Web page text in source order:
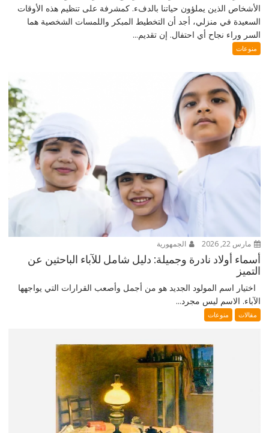
الأشخاص الذين يملؤون حياتنا بالدفء. كمشرفة على تنظيم هذه الأوقات
السعيدة في منزلي، أجد أن التخطيط المبكر واللمسات الشخصية هما
السر وراء نجاح أي احتفال. إن تقديم...
منوعات
مارس 22, 2026 الجمهورية
أسماء أولاد نادرة وجميلة: دليل شامل للآباء الباحثين عن
التميز
اختيار اسم المولود الجديد هو من أجمل وأصعب القرارات التي يواجهها
الآباء. الاسم ليس مجرد...
مقالات منوعات